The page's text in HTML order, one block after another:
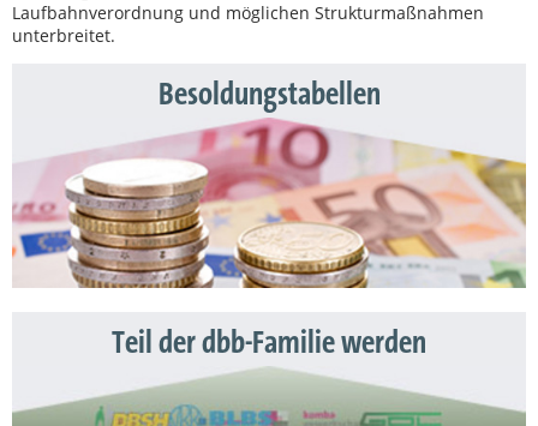
Besoldungstabellen
Teil der dbb-Familie werden
Laufbahnverordnung und möglichen Strukturmaßnahmen
unterbreitet.